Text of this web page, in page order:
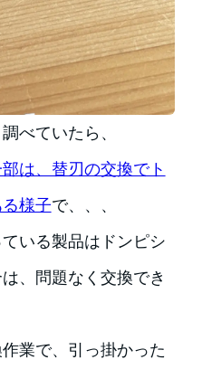
べていたら、
は、替刃の交換でト
様子で、、、
いる製品はドンピシ
、問題なく交換でき
業で、引っ掛かった